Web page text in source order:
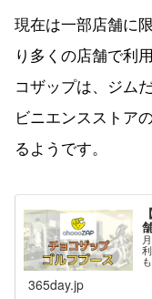
現在は一部店舗に
り多くの店舗で利
コザップは、ジム
ビニエンスストア
るようです。
365day.jp